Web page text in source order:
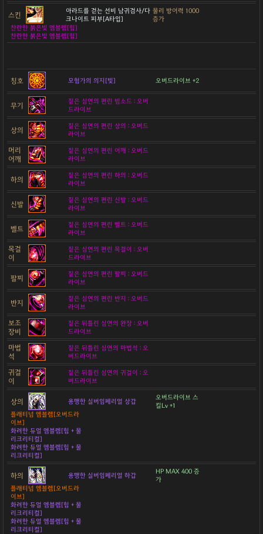
스킨
아라드를 걷는 선비 남귀검사/다
크나이트 피부[A타입]
물리 방어력 1000
증가
찬란한 붉은빛 엠블렘[힘]
찬란한 붉은빛 엠블렘[힘]
칭호 모험가의 의지[빛] 오버드라이브 +2
무기
짙은 심연의 편린 빔소드 : 오버
드라이브
상의
짙은 심연의 편린 상의 : 오버드
라이브
머리
어깨
짙은 심연의 편린 어깨 : 오버드
라이브
하의
짙은 심연의 편린 하의 : 오버드
라이브
신발
짙은 심연의 편린 신발 : 오버드
라이브
벨트
짙은 심연의 편린 벨트 : 오버드
라이브
목걸
이
짙은 심연의 편린 목걸이 : 오버
드라이브
팔찌
짙은 심연의 편린 팔찌 : 오버드
라이브
반지
짙은 심연의 편린 반지 : 오버드
라이브
보조
장비
짙은 뒤틀린 심연의 완장 : 오버
드라이브
마법
석
짙은 뒤틀린 심연의 마법석 : 오
버드라이브
귀걸
이
짙은 뒤틀린 심연의 귀걸이 : 오
버드라이브
상의 용맹한 실버임페리얼 상갑
오버드라이브 스
킬Lv +1
플래티넘 엠블렘[오버드라
이브]
화려한 듀얼 엠블렘[힘 + 물
리크리티컬]
화려한 듀얼 엠블렘[힘 + 물
리크리티컬]
하의 용맹한 실버임페리얼 하갑
HP MAX 400 증
가
플래티넘 엠블렘[오버드라
이브]
화려한 듀얼 엠블렘[힘 + 물
리크리티컬]
화려한 듀얼 엠블렘[힘 + 물
리크리티컬]